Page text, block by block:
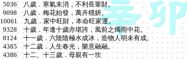
5036 八歲．寒氣未消，不利長輩財。
9098 八歲．梅花始發，萬卉穩妍。
10061 九歲．家中旺財，本命旺家運。
9328 十歲．年逢十歲亦堪誇，風前之燭雨中花。
8124 十一歲．六陰陰極水成冰，造物人明未有成。
4385 十二歲．人生春光，樂意融融。
4386 十二、十三歲．母親有一坎